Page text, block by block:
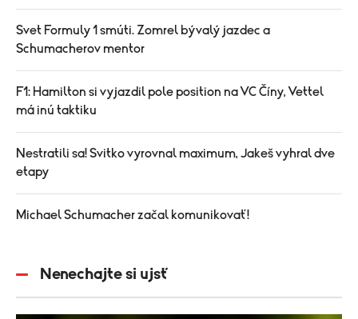
Svet Formuly 1 smúti. Zomrel bývalý jazdec a
Schumacherov mentor
F1: Hamilton si vyjazdil pole position na VC Číny, Vettel
má inú taktiku
Nestratili sa! Svitko vyrovnal maximum, Jakeš vyhral dve
etapy
Michael Schumacher začal komunikovať!
Nenechajte si ujsť